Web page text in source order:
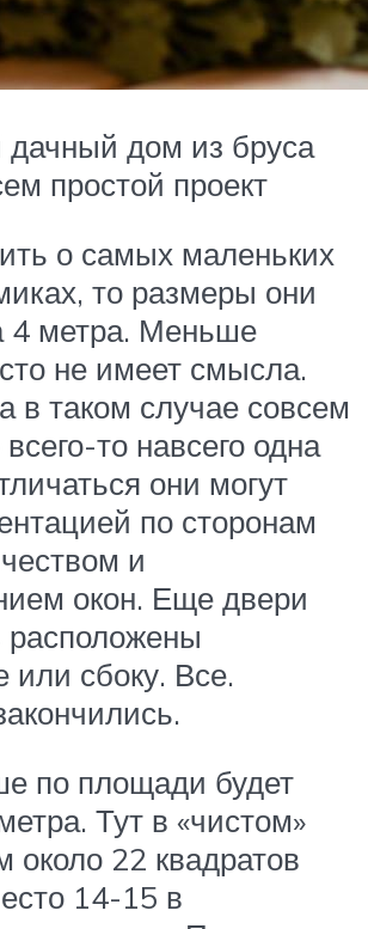
дом из бруса
простой проект
о самых маленьких
то размеры они
4 метра. Меньше
не имеет смысла.
в таком случае совсем
то навсего одна
они могут
по сторонам
и
окон. Еще двери
расположены
или сбоку. Все.
по площади будет
Тут в «чистом»
около 22 квадратов
14-15 в